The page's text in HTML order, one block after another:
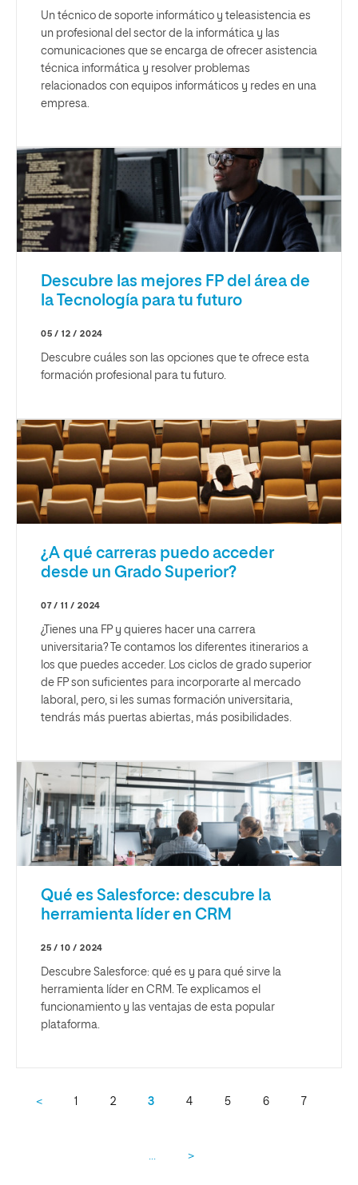
Un técnico de soporte informático y teleasistencia es
un profesional del sector de la informática y las
comunicaciones que se encarga de ofrecer asistencia
técnica informática y resolver problemas
relacionados con equipos informáticos y redes en una
empresa.
Descubre las mejores FP del área de
la Tecnología para tu futuro
05 / 12 / 2024
Descubre cuáles son las opciones que te ofrece esta
formación profesional para tu futuro.
¿A qué carreras puedo acceder
desde un Grado Superior?
07 / 11 / 2024
¿Tienes una FP y quieres hacer una carrera
universitaria? Te contamos los diferentes itinerarios a
los que puedes acceder. Los ciclos de grado superior
de FP son suficientes para incorporarte al mercado
laboral, pero, si les sumas formación universitaria,
tendrás más puertas abiertas, más posibilidades.
Qué es Salesforce: descubre la
herramienta líder en CRM
25 / 10 / 2024
Descubre Salesforce: qué es y para qué sirve la
herramienta líder en CRM. Te explicamos el
funcionamiento y las ventajas de esta popular
plataforma.
< 1 2 3 4 5 6 7
… >